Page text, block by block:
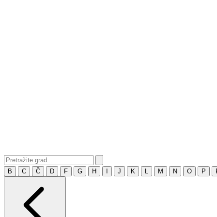
B C Č D F G H J K M N O P